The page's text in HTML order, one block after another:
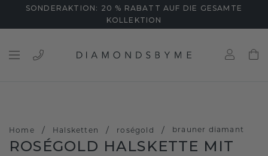
SONDERAKTION: 20 % RABATT AUF DIE GESAMTE
KOLLEKTION
Home / Halsketten / roségold / brauner diamant
ROSÉGOLD HALSKETTE MIT